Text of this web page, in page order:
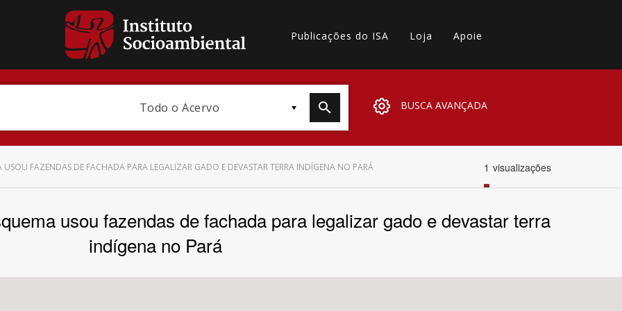
Publicações do ISA Loja Apoie
Todo o Acervo BUSCA AVANÇADA
FAZENDAS DE FACHADA PARA LEGALIZAR GADO E DEVASTAR TERRA INDÍGENA NO PARÁ 1 visualizações
usou fazendas de fachada para legalizar gado e devastar terra
indígena no Pará